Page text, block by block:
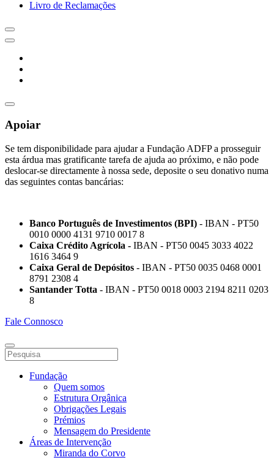
Livro de Reclamações
Apoiar
Se tem disponibilidade para ajudar a Fundação ADFP a prosseguir
esta árdua mas gratificante tarefa de ajuda ao próximo, e não pode
deslocar-se directamente à nossa sede, deposite o seu donativo numa
das seguintes contas bancárias:
Banco Português de Investimentos (BPI) - IBAN - PT50
0010 0000 4131 9710 0017 8
Caixa Crédito Agrícola - IBAN - PT50 0045 3033 4022
1616 3464 9
Caixa Geral de Depósitos - IBAN - PT50 0035 0468 0001
8791 2308 4
Santander Totta - IBAN - PT50 0018 0003 2194 8211 0203
8
Fale Connosco
Fundação
Quem somos
Estrutura Orgânica
Obrigações Legais
Prémios
Mensagem do Presidente
Áreas de Intervenção
Miranda do Corvo